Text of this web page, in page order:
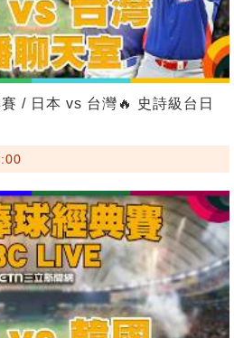
/ 日本 vs 台灣🔥 史詩級台日